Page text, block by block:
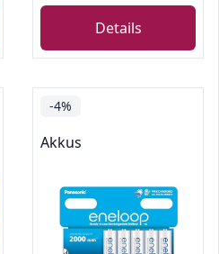
Details
-4%
Akkus